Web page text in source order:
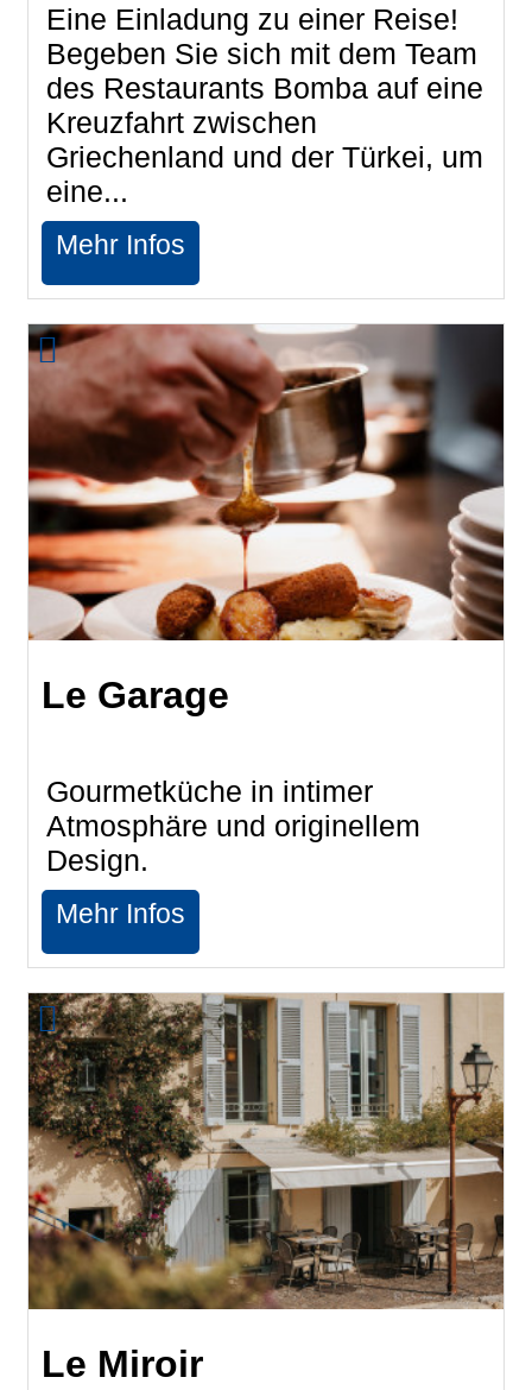
Eine Einladung zu einer Reise!
Begeben Sie sich mit dem Team
des Restaurants Bomba auf eine
Kreuzfahrt zwischen
Griechenland und der Türkei, um
eine...
Mehr Infos
Le Garage
Gourmetküche in intimer
Atmosphäre und originellem
Design.
Mehr Infos
Le Miroir